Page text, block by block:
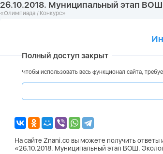
26.10.2018. Муниципальный этап
«Олимпиада / Конкурс»
Полный доступ закрыт
Чтобы использовать весь функционал сайта,
На сайте Znani.co вы можете получить
«26.10.2018. Муниципальный этап ВОШ.